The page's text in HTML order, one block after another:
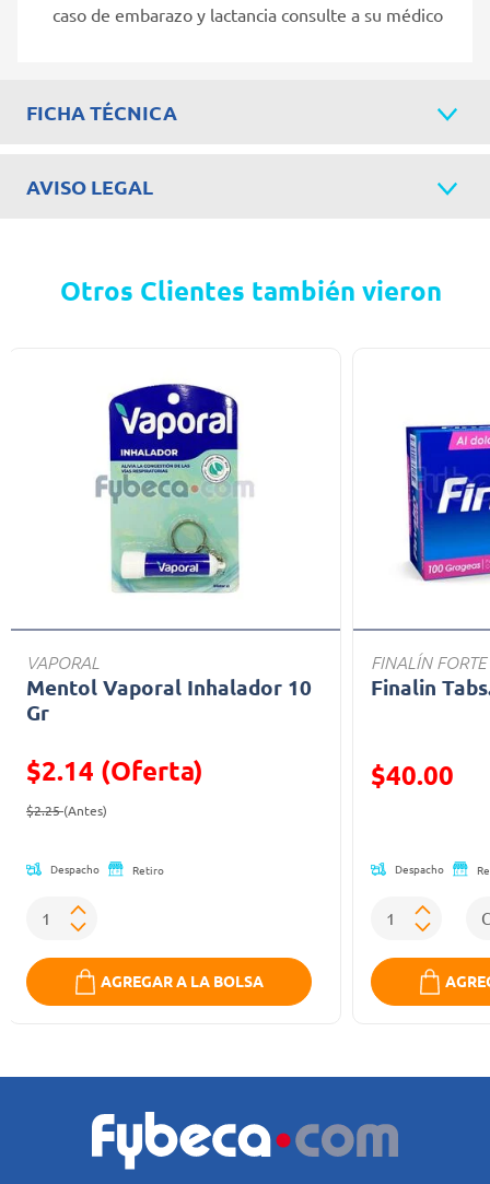
caso de embarazo y lactancia consulte a su médico
FICHA TÉCNICA
AVISO LEGAL
Otros Clientes también vieron
VAPORAL
Mentol Vaporal Inhalador 10
Gr
$2.14 (Oferta)
Precio reducido de
$2.25(Antes)
Despacho Retiro
AGREGAR A LA BOLSA
FINALÍN FORTE
Finalin
Precio
$40.00
Despacho